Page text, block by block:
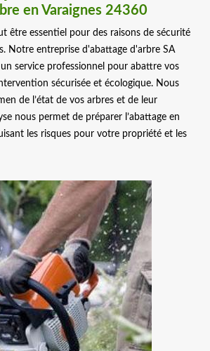
en Varaignes 24360
être essentiel pour des raisons de sécurité
Notre entreprise d'abattage d'arbre SA
service professionnel pour abattre vos
sécurisée et écologique. Nous
de l’état de vos arbres et de leur
nous permet de préparer l’abattage en
les risques pour votre propriété et les